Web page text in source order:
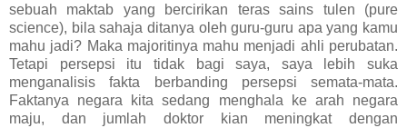
sebuah maktab yang bercirikan teras sains tulen (pure
science), bila sahaja ditanya oleh guru-guru apa yang kamu
mahu jadi? Maka majoritinya mahu menjadi ahli perubatan.
Tetapi persepsi itu tidak bagi saya, saya lebih suka
menganalisis fakta berbanding persepsi semata-mata.
Faktanya negara kita sedang menghala ke arah negara
maju, dan jumlah doktor kian meningkat dengan